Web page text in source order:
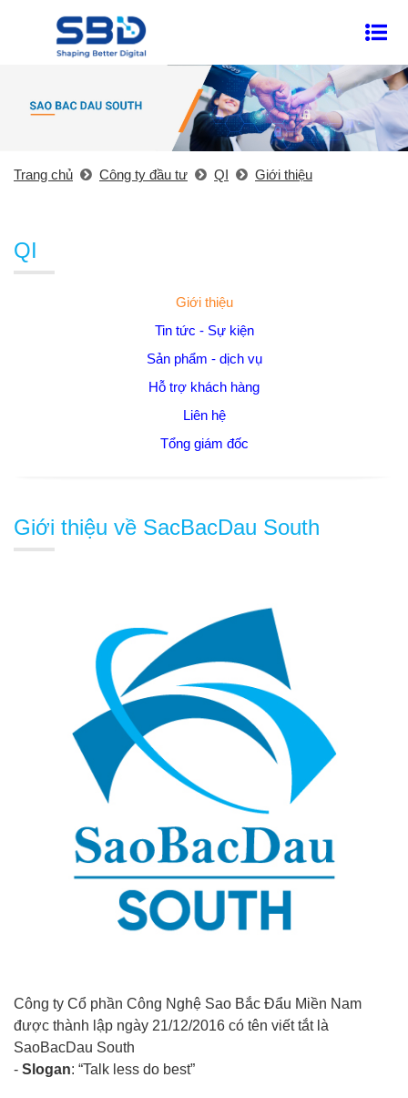
Trang chủ Công ty đầu tư QI Giới thiệu
QI
Giới thiệu
Tin tức - Sự kiện
Sản phẩm - dịch vụ
Hỗ trợ khách hàng
Liên hệ
Tổng giám đốc
Giới thiệu về SacBacDau South
Công ty Cổ phần Công Nghệ Sao Bắc Đẩu Miền Nam
được thành lập ngày 21/12/2016 có tên viết tắt là
SaoBacDau South
- Slogan: “Talk less do best”